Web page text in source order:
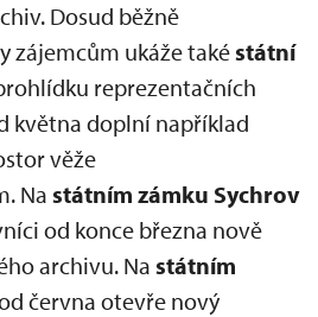
Dosud běžně
zájemcům ukáže takéstátní
reprezentačních
května doplní například
věže
Na státním zámku Sychrov
od konce března nově
archivu. Na státním
června otevře nový